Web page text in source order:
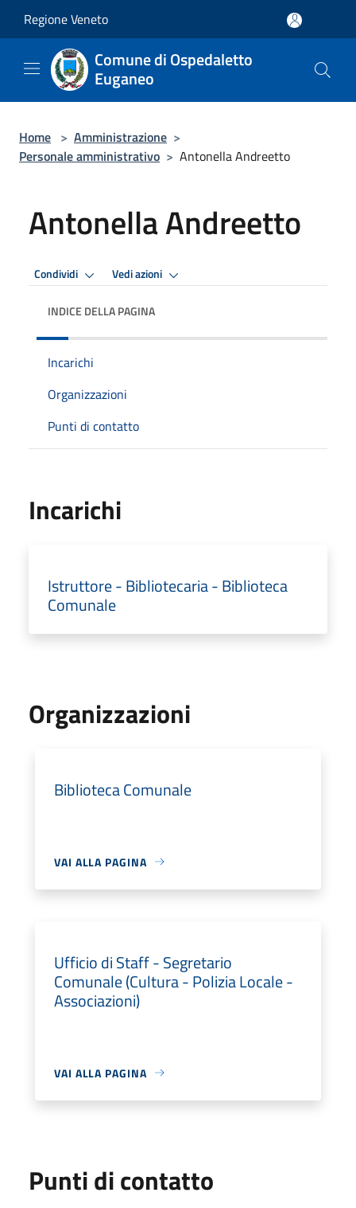
Regione Veneto
Comune di Ospedaletto
Euganeo
Home > Amministrazione >
Personale amministrativo > Antonella Andreetto
Antonella Andreetto
Condividi Vedi azioni
INDICE DELLA PAGINA
Incarichi
Organizzazioni
Punti di contatto
Incarichi
Istruttore - Bibliotecaria - Biblioteca
Comunale
Organizzazioni
Biblioteca Comunale
VAI ALLA PAGINA
Ufficio di Staff - Segretario
Comunale (Cultura - Polizia Locale -
Associazioni)
VAI ALLA PAGINA
Punti di contatto